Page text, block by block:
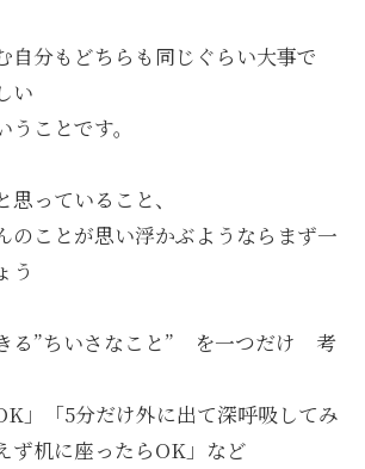
自分もどちらも同じぐらい大事で
い
ことです。
っていること、
のことが思い浮かぶようならまず一
う
る”ちいさなこと” を一つだけ 考
」「5分だけ外に出て深呼吸してみ
ず机に座ったらOK」など